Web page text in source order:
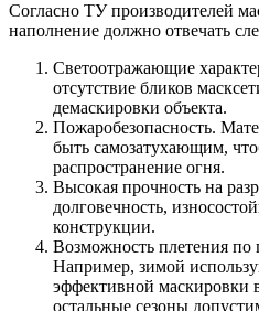
Согласно ТУ производителей
наполнение должно отвечать
Светоотражающие
отсутствие бликов
демаскировки объекта.
Пожаробезопасность.
быть самозатухающим,
распространение огня.
Высокая прочность на
долговечность,
конструкции.
Возможность плетения по
Например, зимой
эффективной маскировки
остальные сезоны